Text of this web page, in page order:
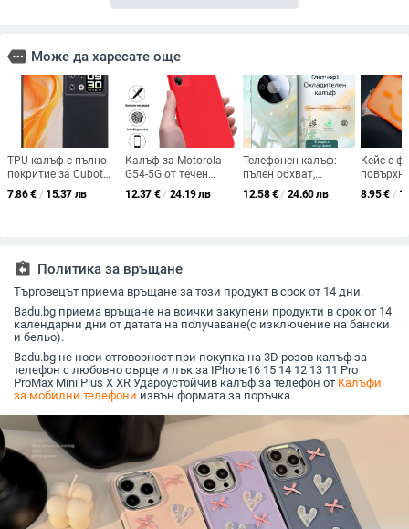
more Може да харесате още
TPU калъф с пълно
покритие за Cubot
P90
7.86€ / 15.37 лв
Калъф за Motorola
G54-5G от течен
силикон с пълно
покритие – защита
12.37 € / 24.19 лв
Телефонен калъф:
пълен обхват,
луксозен стил;
стъклен материал;
12.58€ / 24.60 лв
Кейс с
за
Max –
8.95€ /
assignment_return Политика за връщане
Търговецът приема връщане за този продукт в срок от 14 дни.
Badu.bg приема връщане на всички закупени продукти в срок от 14
календарни дни от датата на получаване(с изключение на бански
и бельо).
Badu.bg не носи отговорност при покупка на 3D розов калъф за
телефон с любовно сърце и лък за IPhone16 15 14 12 13 11 Pro
ProMax Mini Plus X XR Удароустойчив калъф за телефон от Калъфи
за мобилни телефони извън формата за поръчка.